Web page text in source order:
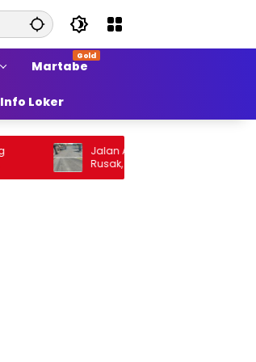
Martabe
Info Loker
Jalan Arteri Stabat–Pangkalan Brandan
Rusak, Pengendara Terancam Celaka